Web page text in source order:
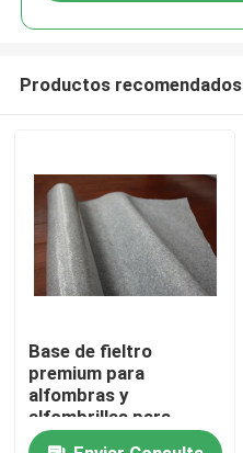
En casa
Productos recomendados
Base de fieltro
premium para
alfombras y
alfombrillas para
protección y